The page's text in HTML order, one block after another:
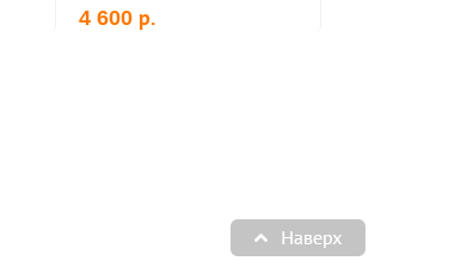
4 600 р.